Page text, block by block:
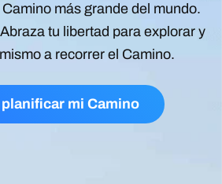
más grande del mundo.
tu libertad para explorar y
a recorrer el Camino.
mi Camino